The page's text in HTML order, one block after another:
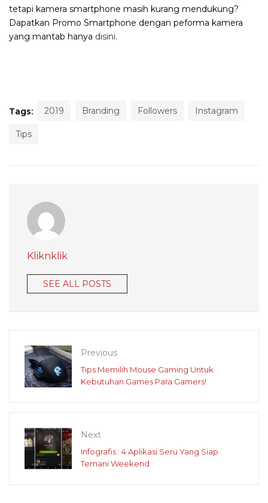
tetapi kamera smartphone masih kurang mendukung?
Dapatkan Promo Smartphone dengan peforma kamera
yang mantab hanya disini.
Tags: 2019 Branding Followers Instagram
Tips
Kliknklik
SEE ALL POSTS
Previous
Tips Memilih Mouse Gaming Untuk
Kebutuhan Games Para Gamers!
Next
Infografis : 4 Aplikasi Seru Yang Siap
Temani Weekend